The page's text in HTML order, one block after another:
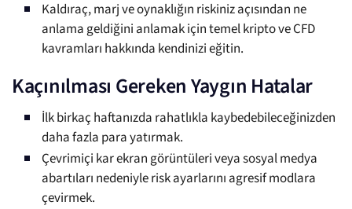
Kaldıraç, marj ve oynaklığın riskiniz açısından ne
anlama geldiğini anlamak için temel kripto ve CFD
kavramları hakkında kendinizi eğitin.
Kaçınılması Gereken Yaygın Hatalar
İlk birkaç haftanızda rahatlıkla kaybedebileceğinizden
daha fazla para yatırmak.
Çevrimiçi kar ekran görüntüleri veya sosyal medya
abartıları nedeniyle risk ayarlarını agresif modlara
çevirmek.